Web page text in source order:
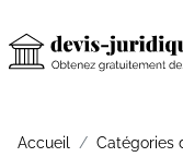
Accueil Catégories